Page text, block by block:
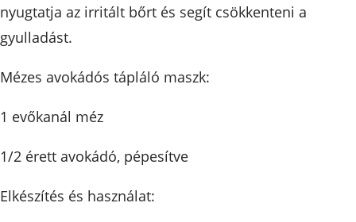
nyugtatja az irritált bőrt és segít csökkenteni a
gyulladást.
Mézes avokádós tápláló maszk:
1 evőkanál méz
1/2 érett avokádó, pépesítve
Elkészítés és használat: